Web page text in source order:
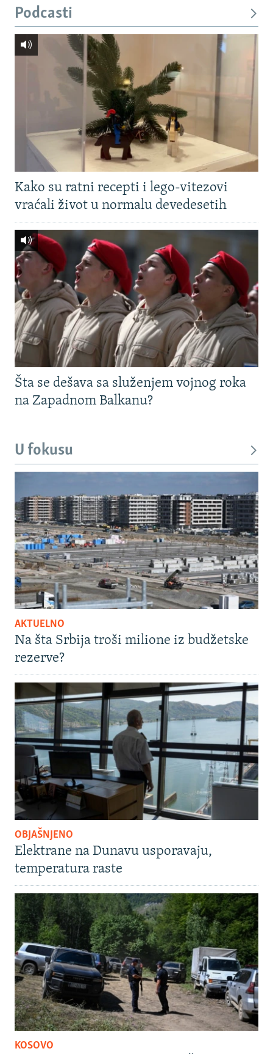
Podcasti
Kako su ratni recepti i lego-vitezovi
vraćali život u normalu devedesetih
Šta se dešava sa služenjem vojnog roka
na Zapadnom Balkanu?
U fokusu
AKTUELNO
Na šta Srbija troši milione iz budžetske
rezerve?
OBJAŠNJENO
Elektrane na Dunavu usporavaju,
temperatura raste
KOSOVO